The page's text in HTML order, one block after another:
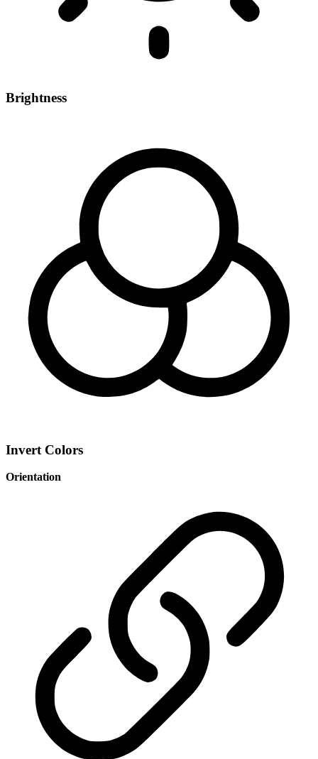
Brightness
Invert Colors
Orientation